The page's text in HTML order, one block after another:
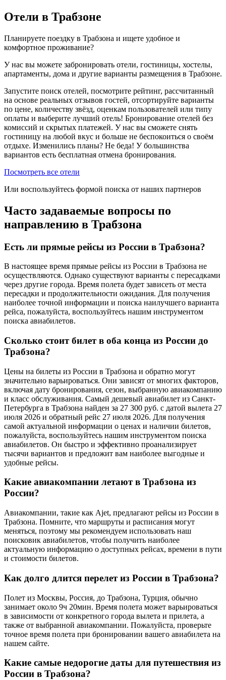
Отели в Трабзоне
Планируете поездку в Трабзона и ищете удобное и
комфортное проживание?
У нас вы можете забронировать отели, гостиницы, хостелы,
апартаменты, дома и другие варианты размещения в Трабзоне.
Запустите поиск отелей, посмотрите рейтинг, рассчитанный
на основе реальных отзывов гостей, отсортируйте варианты
по цене, количеству звёзд, оценкам пользователей или типу
оплаты и выберите лучший отель! Бронирование отелей без
комиссий и скрытых платежей. У нас вы сможете снять
гостиницу на любой вкус и больше не беспокоиться о своём
отдыхе. Изменились планы? Не беда! У большинства
вариантов есть бесплатная отмена бронирования.
Посмотреть все отели
Или воспользуйтесь формой поиска от наших партнеров
Часто задаваемые вопросы по
направлению в Трабзона
Есть ли прямые рейсы из России в Трабзона?
В настоящее время прямые рейсы из России в Трабзона не
осуществляются. Однако существуют варианты с пересадками
через другие города. Время полета будет зависеть от места
пересадки и продолжительности ожидания. Для получения
наиболее точной информации и поиска наилучшего варианта
рейса, пожалуйста, воспользуйтесь нашим инструментом
поиска авиабилетов.
Сколько стоит билет в оба конца из России до
Трабзона?
Цены на билеты из России в Трабзона и обратно могут
значительно варьироваться. Они зависят от многих факторов,
включая дату бронирования, сезон, выбранную авиакомпанию
и класс обслуживания. Самый дешевый авиабилет из Санкт-
Петербурга в Трабзона найден за 27 300 руб. с датой вылета 27
июля 2026 и обратный рейс 27 июля 2026. Для получения
самой актуальной информации о ценах и наличии билетов,
пожалуйста, воспользуйтесь нашим инструментом поиска
авиабилетов. Он быстро и эффективно проанализирует
тысячи вариантов и предложит вам наиболее выгодные и
удобные рейсы.
Какие авиакомпании летают в Трабзона из
России?
Авиакомпании, такие как Ajet, предлагают рейсы из России в
Трабзона. Помните, что маршруты и расписания могут
меняться, поэтому мы рекомендуем использовать наш
поисковик авиабилетов, чтобы получить наиболее
актуальную информацию о доступных рейсах, времени в пути
и стоимости билетов.
Как долго длится перелет из России в Трабзона?
Полет из Москвы, Россия, до Трабзона, Турция, обычно
занимает около 9ч 20мин. Время полета может варьироваться
в зависимости от конкретного города вылета и прилета, а
также от выбранной авиакомпании. Пожалуйста, проверьте
точное время полета при бронировании вашего авиабилета на
нашем сайте.
Какие самые недорогие даты для путешествия из
России в Трабзона?